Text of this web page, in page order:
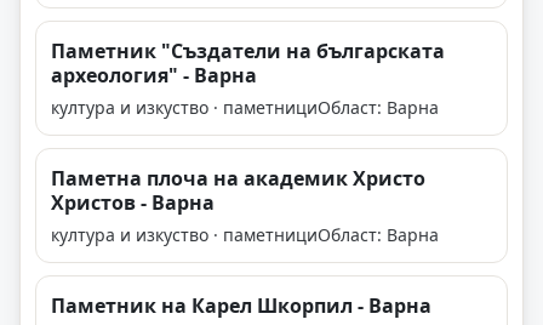
Паметник "Създатели на българската
археология" - Варна
култура и изкуство · паметнициОбласт: Варна
Паметна плоча на академик Христо
Христов - Варна
култура и изкуство · паметнициОбласт: Варна
Паметник на Карел Шкорпил - Варна